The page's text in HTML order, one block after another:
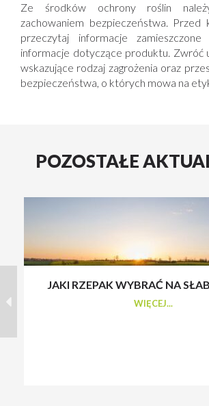
Ze środków ochrony roślin
zachowaniem bezpieczeństwa. Przed
przeczytaj informacje
informacje dotyczące produktu. Zwróć
wskazujące rodzaj zagrożenia oraz
bezpieczeństwa, o których mowa na
POZOSTAŁE
JAKI RZEPAK WYBRAĆ NA
WIĘCEJ...